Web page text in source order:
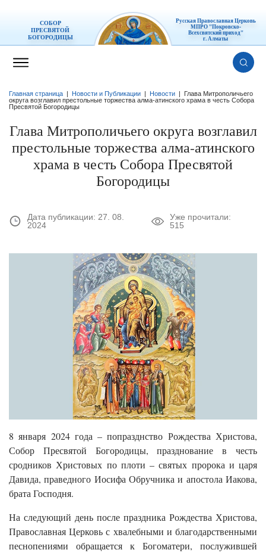
СОБОР
ПРЕСВЯТОЙ
БОГОРОДИЦЫ
Русская Православная Церковь
МПРО "Покровско-
Всехсвятский приход"
г. Алматы
Главная страница Новости и Публикации Новости
Глава Митрополичьего
округа возглавил престольные торжества алма-атинского храма в честь Собора
Пресвятой Богородицы
Глава Митрополичьего округа возглавил
престольные торжества алма-атинского
храма в честь Собора Пресвятой
Богородицы
Дата публикации:27. 08.
2024
Уже прочитали:
515
8 января 2024 года – попразднство Рождества Христова,
Собор Пресвятой Богородицы, празднование в честь
сродников Христовых по плоти – святых пророка и царя
Давида, праведного Иосифа Обручника и апостола Иакова,
брата Господня.
На следующий день после праздника Рождества Христова,
Православная Церковь с хвалебными и благодарственными
песнопениями обращается к Богоматери, послужившей